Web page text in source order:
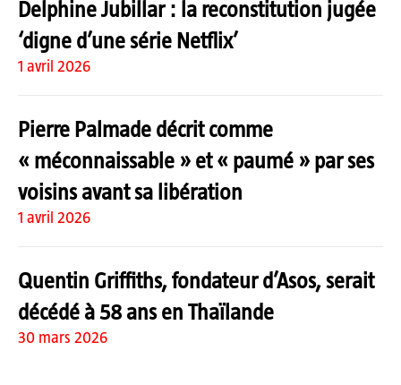
Delphine Jubillar : la reconstitution jugée
‘digne d’une série Netflix’
1 avril 2026
Pierre Palmade décrit comme
« méconnaissable » et « paumé » par ses
voisins avant sa libération
1 avril 2026
Quentin Griffiths, fondateur d’Asos, serait
décédé à 58 ans en Thaïlande
30 mars 2026